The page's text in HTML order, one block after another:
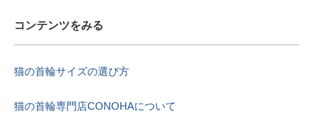
コンテンツをみる
猫の首輪サイズの選び方
猫の首輪専門店CONOHAについて